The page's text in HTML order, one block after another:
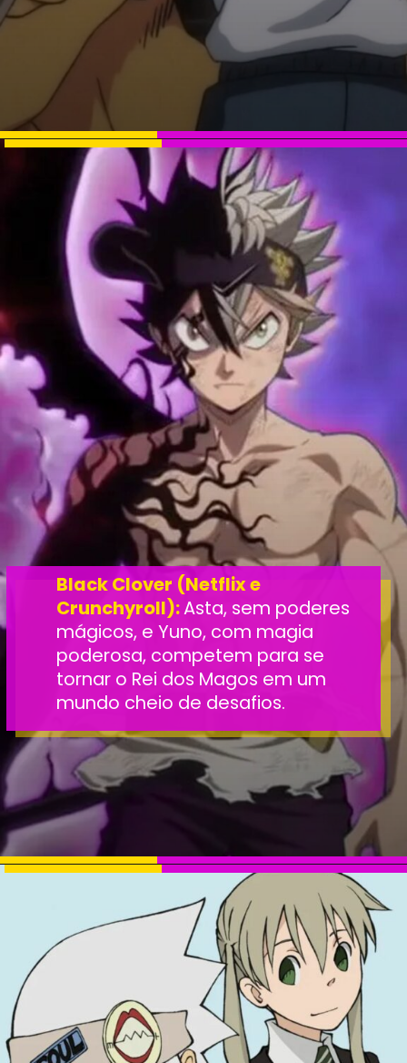
Black Clover (Netflix e
Crunchyroll):Asta, sem poderes
mágicos, e Yuno, com magia
poderosa, competem para se
tornar o Rei dos Magos em um
mundo cheio de desafios.